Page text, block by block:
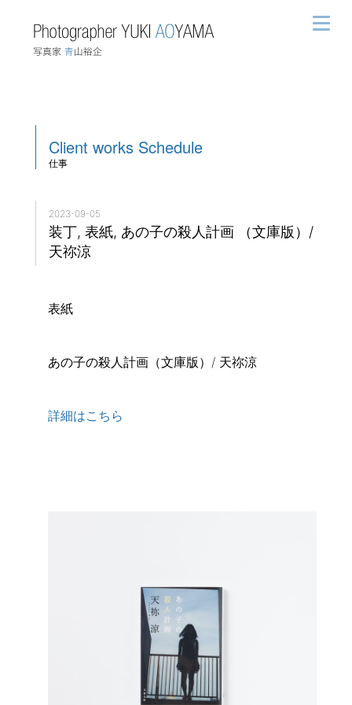
Client works Schedule
仕事
2023-09-05
装丁, 表紙, あの子の殺人計画 （文庫版）/
天祢涼
表紙
あの子の殺人計画（文庫版） / 天祢涼
詳細はこちら